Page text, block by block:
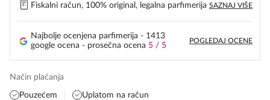
Fiskalni račun, 100% original, legalna parfimerija SAZNAJ VIŠE
Najbolje ocenjena parfimerija - 1413
google ocena - prosečna ocena 5 / 5
POGLEDAJ OCENE
Način plaćanja
Pouzećem
Uplatom na račun